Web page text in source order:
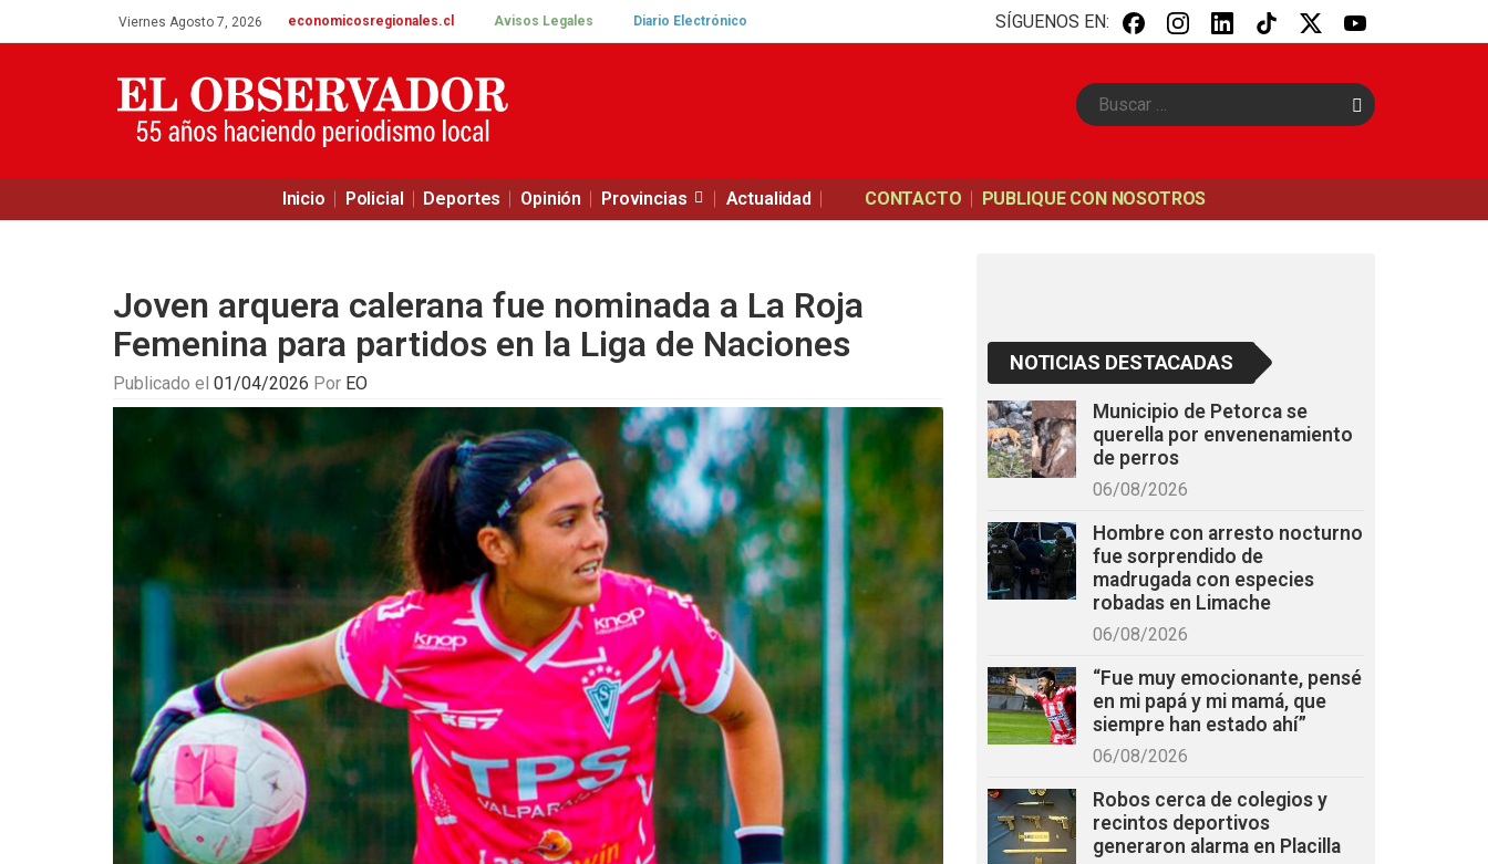
Viernes Agosto 7, 2026 economicosregionales.cl Avisos Legales Diario Electrónico SÍGUENOS EN:
B
u
Inicio Policial Deportes Opinión Provincias Actualidad CONTACTO PUBLIQUE CON NOSOTROS
Joven arquera calerana fue nominada a La Roja
Femenina para partidos en la Liga de Naciones
Publicado el 01/04/2026 Por EO
NOTICIAS DESTACADAS
Municipio de Petorca se
querella por envenenamiento
de perros
06/08/2026
Hombre con arresto nocturno
fue sorprendido de
madrugada con especies
robadas en Limache
06/08/2026
“Fue muy emocionante, pensé
en mi papá y mi mamá, que
siempre han estado ahí”
06/08/2026
Robos cerca de colegios y
recintos deportivos
generaron alarma en Placilla